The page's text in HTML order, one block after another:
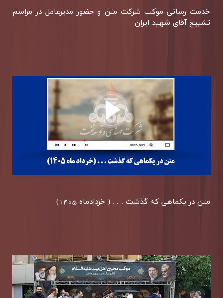
خدمت رسانی موكب شركت متن و حضور مدیرعامل در مراسم
تشییع آقای شهید ایران
متن در یكماهی كه گذشت . . . ( خردادماه 1405)